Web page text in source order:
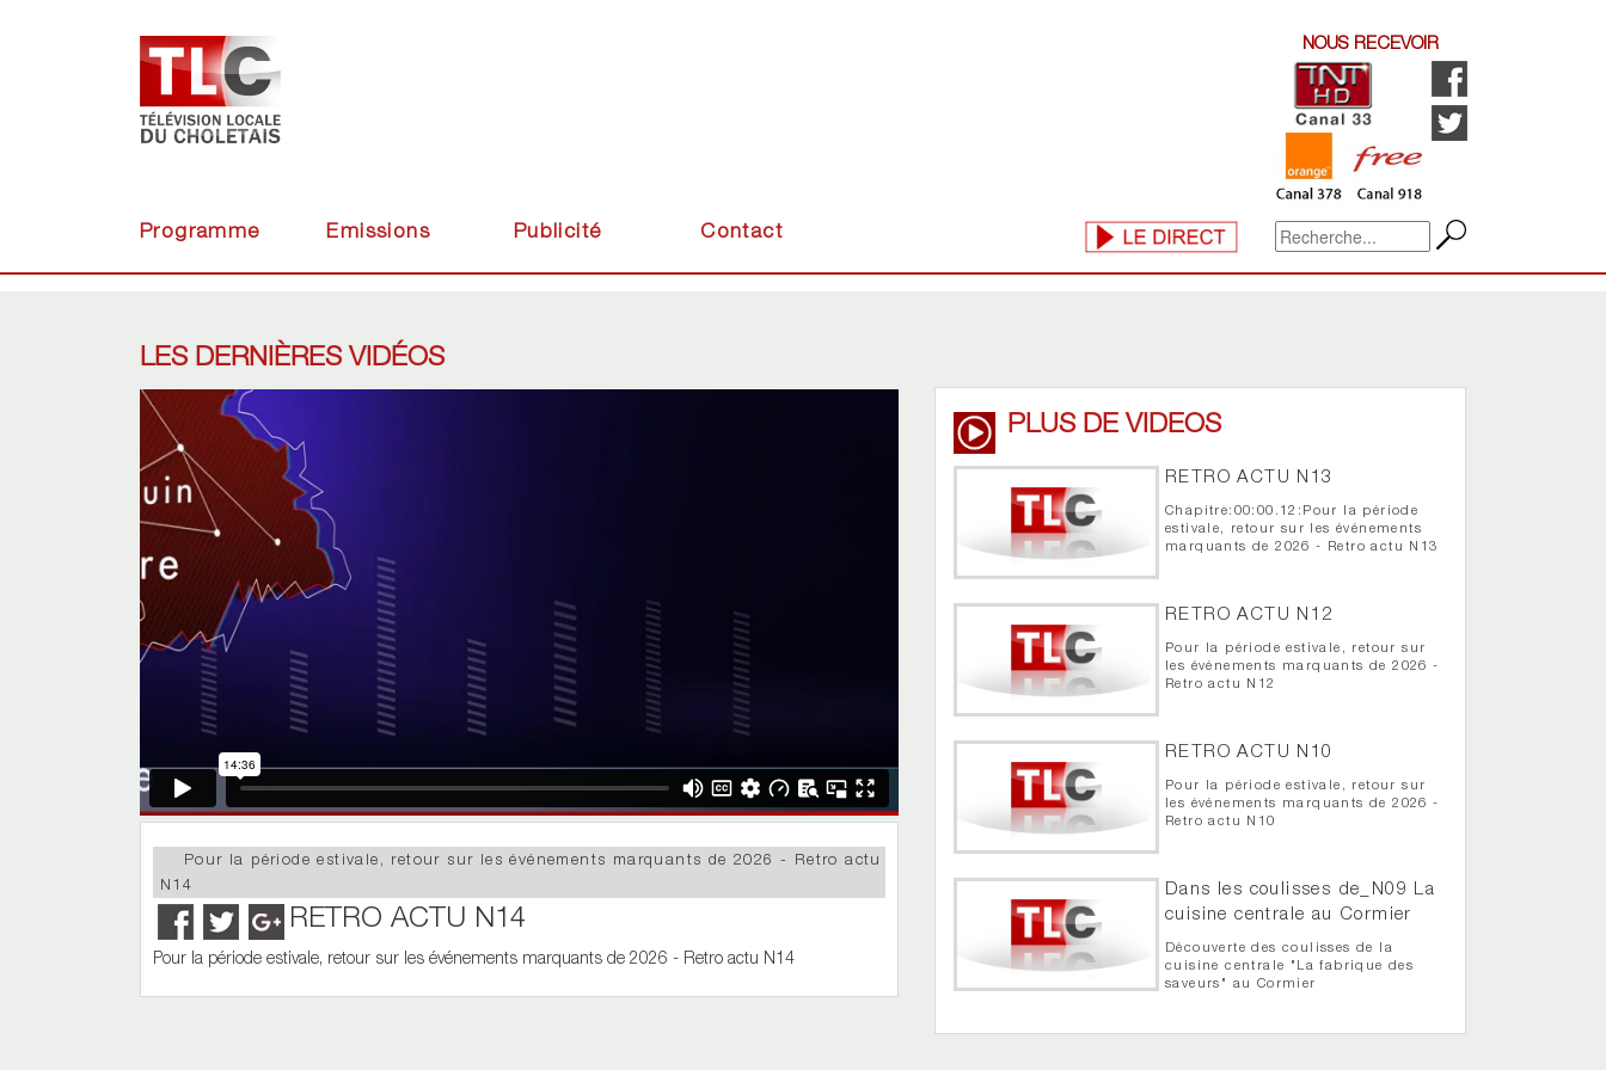
NOUS RECEVOIR
Programme Emissions Publicité Contact
LES DERNIÈRES VIDÉOS
Pour la période estivale, retour sur les événements marquants de 2026 - Retro actu
N14
RETRO ACTU N14
Pour la période estivale, retour sur les événements marquants de 2026 - Retro actu N14
PLUS DE VIDEOS
RETRO ACTU N13
Chapitre:00:00.12:Pour la période
estivale, retour sur les événements
marquants de 2026 - Retro actu N13
RETRO ACTU N12
Pour la période estivale, retour sur
les événements marquants de 2026 -
Retro actu N12
RETRO ACTU N10
Pour la période estivale, retour sur
les événements marquants de 2026 -
Retro actu N10
Dans les coulisses de_N09 La
cuisine centrale au Cormier
Découverte des coulisses de la
cuisine centrale "La fabrique des
saveurs" au Cormier